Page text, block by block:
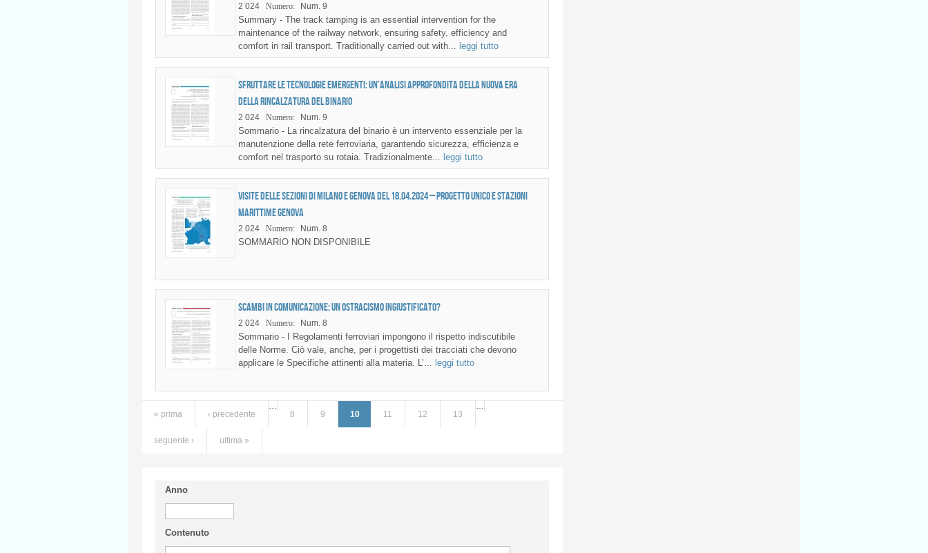
2 024 Numero: Num. 9
Summary - The track tamping is an essential intervention for the
maintenance of the railway network, ensuring safety, efficiency and
comfort in rail transport. Traditionally carried out with...
leggi tutto
Sfruttare le tecnologie emergenti: un’analisi approfondita della nuova era
della rincalzatura del binario
2 024 Numero: Num. 9
Sommario - La rincalzatura del binario è un intervento essenziale per la
manutenzione della rete ferroviaria, garantendo sicurezza, efficienza e
comfort nel trasporto su rotaia. Tradizionalmente...
leggi tutto
Visite delle sezioni di Milano e Genova del 18.04.2024 – Progetto Unico e Stazioni
Marittime Genova
2 024 Numero: Num. 8
SOMMARIO NON DISPONIBILE
Scambi in comunicazione: un ostracismo ingiustificato?
2 024 Numero: Num. 8
Sommario - I Regolamenti ferroviari impongono il rispetto indiscutibile
delle Norme. Ciò vale, anche, per i progettisti dei tracciati che devono
applicare le Specifiche attinenti alla materia. L’...
leggi tutto
Pagine
« prima ‹ precedente
…
8
9 10 11 12 13
…
seguente › ultima »
Anno
Contenuto